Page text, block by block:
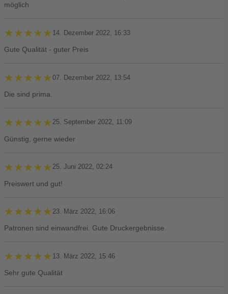
möglich
★★★★★
★★★★★ 14. Dezember 2022, 16:33
Gute Qualität - guter Preis
★★★★★
★★★★★07. Dezember 2022, 13:54
Die sind prima.
★★★★★
★★★★★ 25. September 2022, 11:09
Günstig, gerne wieder
★★★★★
★★★★★ 25. Juni 2022, 02:24
Preiswert und gut!
★★★★★
★★★★★ 23. März 2022, 16:06
Patronen sind einwandfrei. Gute Druckergebnisse.
★★★★★
★★★★★ 13. März 2022, 15:46
Sehr gute Qualität